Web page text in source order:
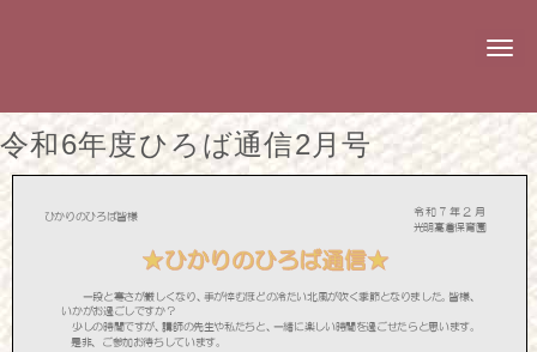
N
g
a
i
令和6年度ひろば通信2月号